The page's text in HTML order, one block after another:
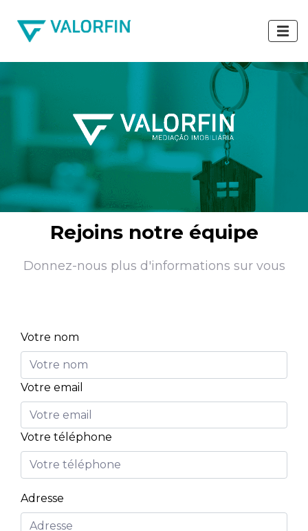
Rejoins notre équipe
Donnez-nous plus d'informations sur vous
Votre nom
Votre email
Votre téléphone
Adresse